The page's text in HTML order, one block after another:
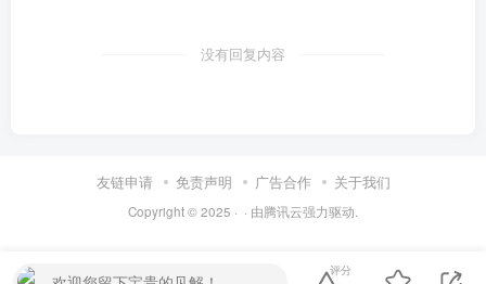
没有回复内容
友链申请 免责声明 广告合作 关于我们
Copyright © 2025 · · 由腾讯云强力驱动.
评分